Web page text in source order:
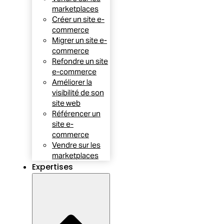
marketplaces
Créer un site e-
commerce
Migrer un site e-
commerce
Refondre un site
e-commerce
Améliorer la
visibilité de son
site web
Référencer un
site e-
commerce
Vendre sur les
marketplaces
Expertises